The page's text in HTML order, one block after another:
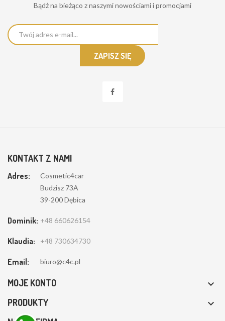
Bądż na bieżąco z naszymi nowościami i promocjami
KONTAKT Z NAMI
Adres:
Cosmetic4car
Budzisz 73A
39-200 Dębica
Dominik: +48 660626154
Klaudia: +48 730634730
Email: biuro@c4c.pl
MOJE KONTO 
PRODUKTY 
Szanujemy prywatność:
Przetwarzamy pliki cookie, przechowujemy informacje na urządzeniu
celu rozwijania i ulepszania naszego sklepu. Za Twoją zgodą my i nasi
partnerzy możemy wykorzystać pozyskane dane. Klikając przycisk